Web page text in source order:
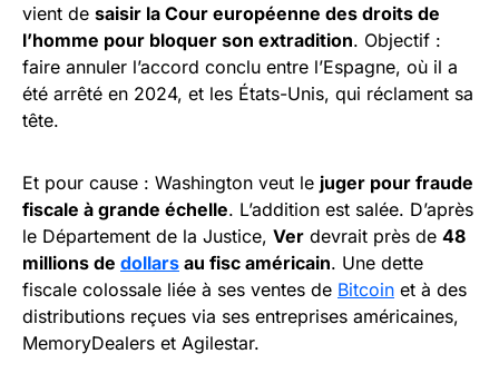
vient de saisir la Cour européenne des droits de
l’homme pour bloquer son extradition. Objectif :
faire annuler l’accord conclu entre l’Espagne, où il a
été arrêté en 2024, et les États-Unis, qui réclament sa
tête.
Et pour cause : Washington veut le juger pour fraude
fiscale à grande échelle. L’addition est salée. D’après
le Département de la Justice, Ver devrait près de 48
millions de dollars au fisc américain. Une dette
fiscale colossale liée à ses ventes de Bitcoin et à des
distributions reçues via ses entreprises américaines,
MemoryDealers et Agilestar.